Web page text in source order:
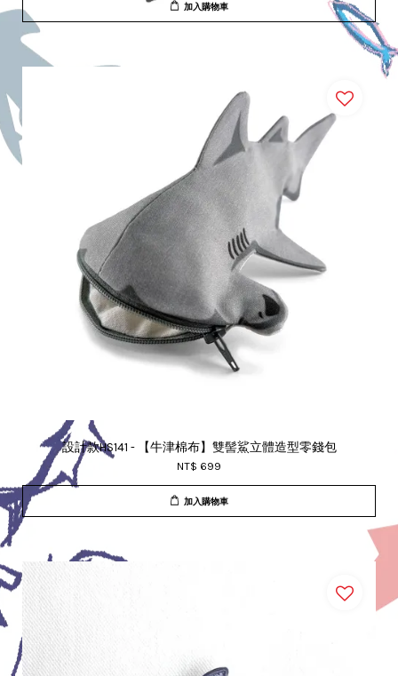
加入購物車
設計款HS141 - 【牛津棉布】雙髻鯊立體造型零錢包
NT$ 699
加入購物車